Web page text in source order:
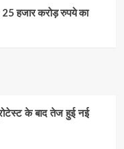
25 हजार करोड़ रुपये का
के बाद तेज हुई नई